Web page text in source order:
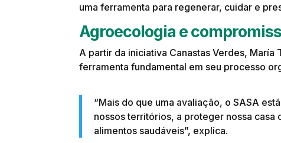
uma ferramenta para regenerar, cuidar e
Agroecologia e
A partir da iniciativa Canastas Verdes,
ferramenta fundamental em seu processo
“Mais do que uma avaliação, o SASA
nossos territórios, a proteger nossa casa
alimentos saudáveis”, explica.